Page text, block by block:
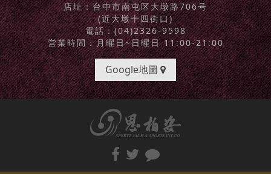
店址：台中市南屯区大墩路706号
(近大墩十四街口)
電話：(04)2326-9598
営業時間：月曜日~日曜日 11:00-21:00
Google地圖